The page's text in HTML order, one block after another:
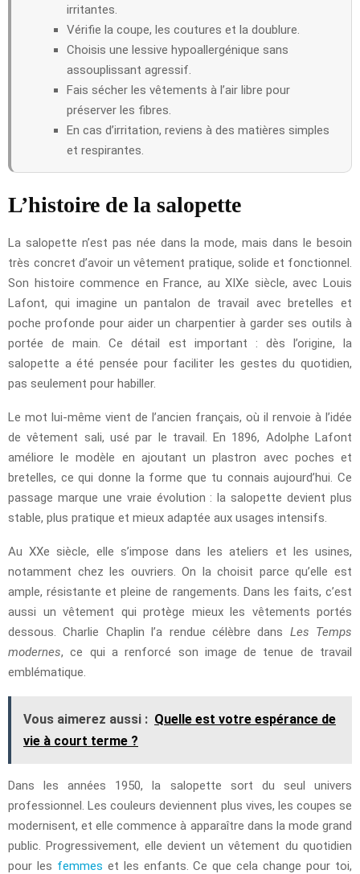
irritantes.
Vérifie la coupe, les coutures et la doublure.
Choisis une lessive hypoallergénique sans
assouplissant agressif.
Fais sécher les vêtements à l’air libre pour
préserver les fibres.
En cas d’irritation, reviens à des matières simples
et respirantes.
L’histoire de la salopette
La salopette n’est pas née dans la mode, mais dans le besoin
très concret d’avoir un vêtement pratique, solide et fonctionnel.
Son histoire commence en France, au XIXe siècle, avec Louis
Lafont, qui imagine un pantalon de travail avec bretelles et
poche profonde pour aider un charpentier à garder ses outils à
portée de main. Ce détail est important : dès l’origine, la
salopette a été pensée pour faciliter les gestes du quotidien,
pas seulement pour habiller.
Le mot lui-même vient de l’ancien français, où il renvoie à l’idée
de vêtement sali, usé par le travail. En 1896, Adolphe Lafont
améliore le modèle en ajoutant un plastron avec poches et
bretelles, ce qui donne la forme que tu connais aujourd’hui. Ce
passage marque une vraie évolution : la salopette devient plus
stable, plus pratique et mieux adaptée aux usages intensifs.
Au XXe siècle, elle s’impose dans les ateliers et les usines,
notamment chez les ouvriers. On la choisit parce qu’elle est
ample, résistante et pleine de rangements. Dans les faits, c’est
aussi un vêtement qui protège mieux les vêtements portés
dessous. Charlie Chaplin l’a rendue célèbre dans Les Temps
modernes, ce qui a renforcé son image de tenue de travail
emblématique.
Vous aimerez aussi : Quelle est votre espérance de
vie à court terme ?
Dans les années 1950, la salopette sort du seul univers
professionnel. Les couleurs deviennent plus vives, les coupes se
modernisent, et elle commence à apparaître dans la mode grand
public. Progressivement, elle devient un vêtement du quotidien
pour les femmes et les enfants. Ce que cela change pour toi,